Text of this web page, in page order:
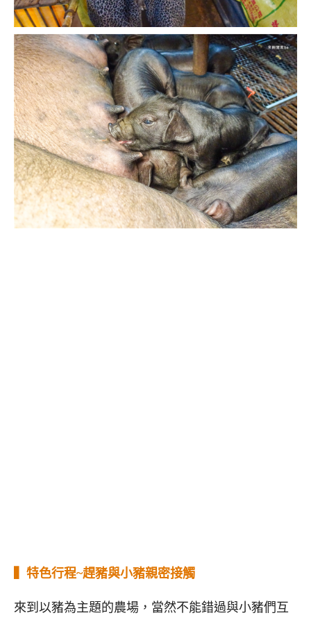
特色行程~趕豬與小豬親密接觸
來到以豬為主題的農場，當然不能錯過與小豬們互